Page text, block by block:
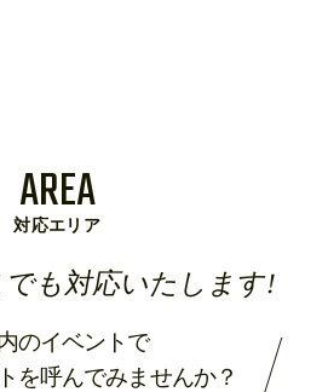
AREA
対応エリア
でも対応いたします!
のイベントで
を呼んでみませんか？